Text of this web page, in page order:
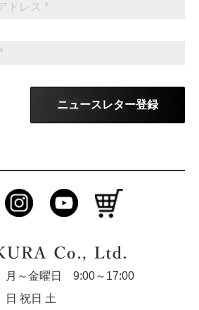
ニュースレター登録
月～金曜日 9:00～17:00
日 祝日 土